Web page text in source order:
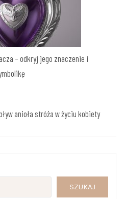
– odkryj jego znaczenie i
anioła stróża w życiu kobiety
SZUKAJ